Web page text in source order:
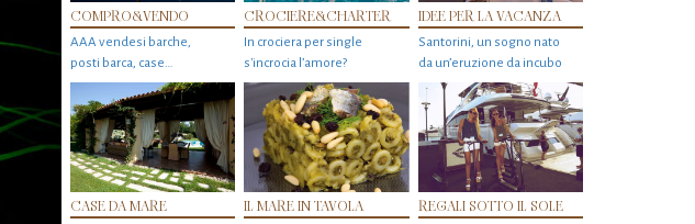
COMPRO&VENDO
AAA vendesi barche,
posti barca, case…
CROCIERE&CHARTER
In crociera per single
s'incrocia l’amore?
IDEE PER LA VACANZA
Santorini, un sogno nato
da un’eruzione da incubo
CASE DA MARE IL MARE IN TAVOLA REGALI SOTTO IL SOLE